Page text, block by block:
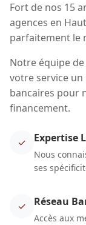
Fort de nos 15
agences en
parfaitement le
Notre équipe
votre service un
bancaires pour
financement.
✓ Expertise
Nous
ses
✓ Réseau
Accès aux